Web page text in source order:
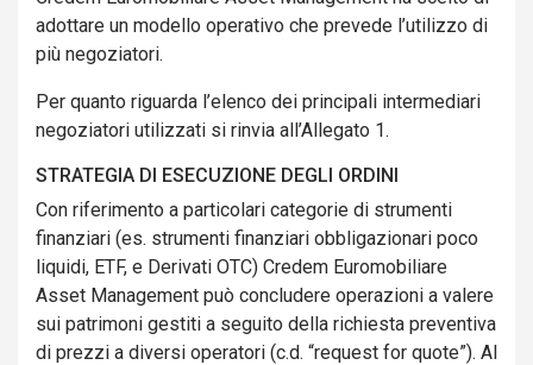
adottare un modello operativo che prevede l’utilizzo di
più negoziatori.
Per quanto riguarda l’elenco dei principali intermediari
negoziatori utilizzati si rinvia all’Allegato 1.
STRATEGIA DI ESECUZIONE DEGLI ORDINI
Con riferimento a particolari categorie di strumenti
finanziari (es. strumenti finanziari obbligazionari poco
liquidi, ETF, e Derivati OTC) Credem Euromobiliare
Asset Management può concludere operazioni a valere
sui patrimoni gestiti a seguito della richiesta preventiva
di prezzi a diversi operatori (c.d. “request for quote”). Al